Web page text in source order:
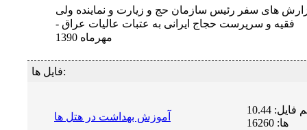
های سفر رئیس سازمان حج و زیارت و نماینده ولی
فقیه و سرپرست حجاج ایرانی به عتبات عالیات عراق -
مهرماه 1390
فایل ها:
آموزش بهداشت در هتل ها
حجم فایل: 10.44 MB | دریافت
ها: 16260